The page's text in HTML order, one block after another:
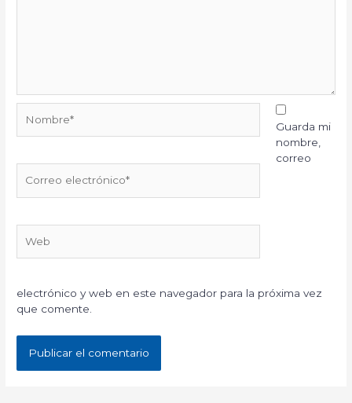
electrónico*
Guarda mi
nombre,
correo
electrónico y web en este navegador para la próxima vez
que comente.